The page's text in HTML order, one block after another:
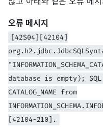
오류 메시지
[42S04][42104]
database is empty);
CATALOG_NAME from
[42104-210].